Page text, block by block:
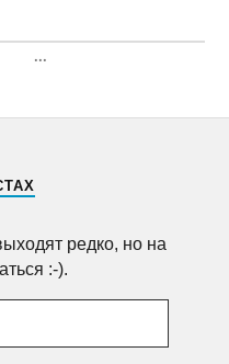
...
редко, но на
:-).